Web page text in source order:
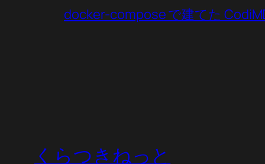
docker-compose で建てた
くらつきねっと